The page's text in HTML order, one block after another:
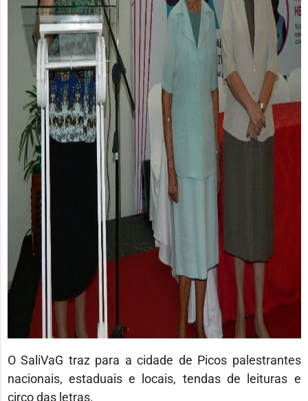
O SaliVaG traz para a cidade de Picos palestrantes
nacionais, estaduais e locais, tendas de leituras e
circo das letras.